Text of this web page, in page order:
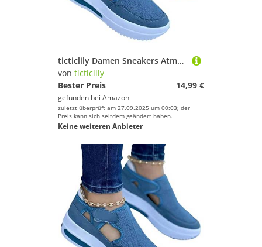
ticticlily Damen Sneakers Atmungsaktiv Plateau Turnschuhe Leicht Laufschuhe Sportschuhe Freizeitschuhe A Blau 36 EU
von ticticlily
Bester Preis
14,99 €
gefunden bei Amazon
zuletzt überprüft am 27.09.2025 um 00:03; der
Preis kann sich seitdem geändert haben.
Keine weiteren Anbieter